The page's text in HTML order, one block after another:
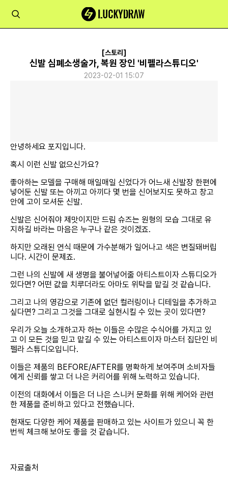
[스토리]
신발 심폐소생술가, 복원 장인 '비펠라스튜디오'
2023-02-01 15:07
안녕하세요 포지입니다.
혹시 이런 신발 없으신가요?
좋아하는 모델을 구매해 매일매일 신었다가 어느새 신발장 한편에
넣어둔 신발 또는 아끼고 아끼다 몇 번을 신어보지도 못하고 창고
안에 고이 모셔둔 신발.
신발은 신어줘야 제맛이지만 드림 슈즈는 원형의 모습 그대로 유
지하길 바라는 마음은 누구나 같은 것이겠죠.
하지만 오래된 연식 때문에 가수분해가 일어나고 색은 변질돼버립
니다. 시간이 문제죠.
그런 나의 신발에 새 생명을 불어넣어줄 아티스트이자 스튜디오가
있다면? 어떤 값을 치루더라도 아마도 위탁을 맡길 것 같습니다.
그리고 나의 영감으로 기존에 없던 컬러링이나 디테일을 추가하고
싶다면? 그리고 그것을 그대로 실현시킬 수 있는 곳이 있다면?
우리가 오늘 소개하고자 하는 이들은 수많은 수식어를 가지고 있
고 이 모든 것을 믿고 맡길 수 있는 아티스트이자 마스터 집단인 비
펠라 스튜디오입니다.
이들은 제품의 BEFORE/AFTER를 명확하게 보여주며 소비자들
에게 신뢰를 쌓고 더 나은 커리어를 위해 노력하고 있습니다.
이전의 대화에서 이들은 더 나은 스니커 문화를 위해 케어와 관련
한 제품을 준비하고 있다고 전했습니다.
현재도 다양한 케어 제품을 판매하고 있는 사이트가 있으니 꼭 한
번씩 체크해 보아도 좋을 것 같습니다.
자료출처